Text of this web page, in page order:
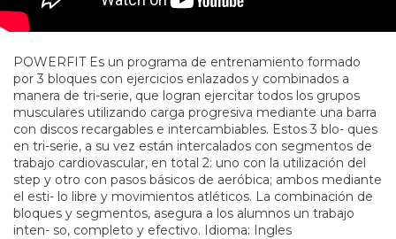
POWERFIT Es un programa de entrenamiento formado
por 3 bloques con ejercicios enlazados y combinados a
manera de tri-serie, que logran ejercitar todos los grupos
musculares utilizando carga progresiva mediante una barra
con discos recargables e intercambiables. Estos 3 blo- ques
en tri-serie, a su vez están intercalados con segmentos de
trabajo cardiovascular, en total 2: uno con la utilización del
step y otro con pasos básicos de aeróbica; ambos mediante
el esti- lo libre y movimientos atléticos. La combinación de
bloques y segmentos, asegura a los alumnos un trabajo
inten- so, completo y efectivo. Idioma: Ingles